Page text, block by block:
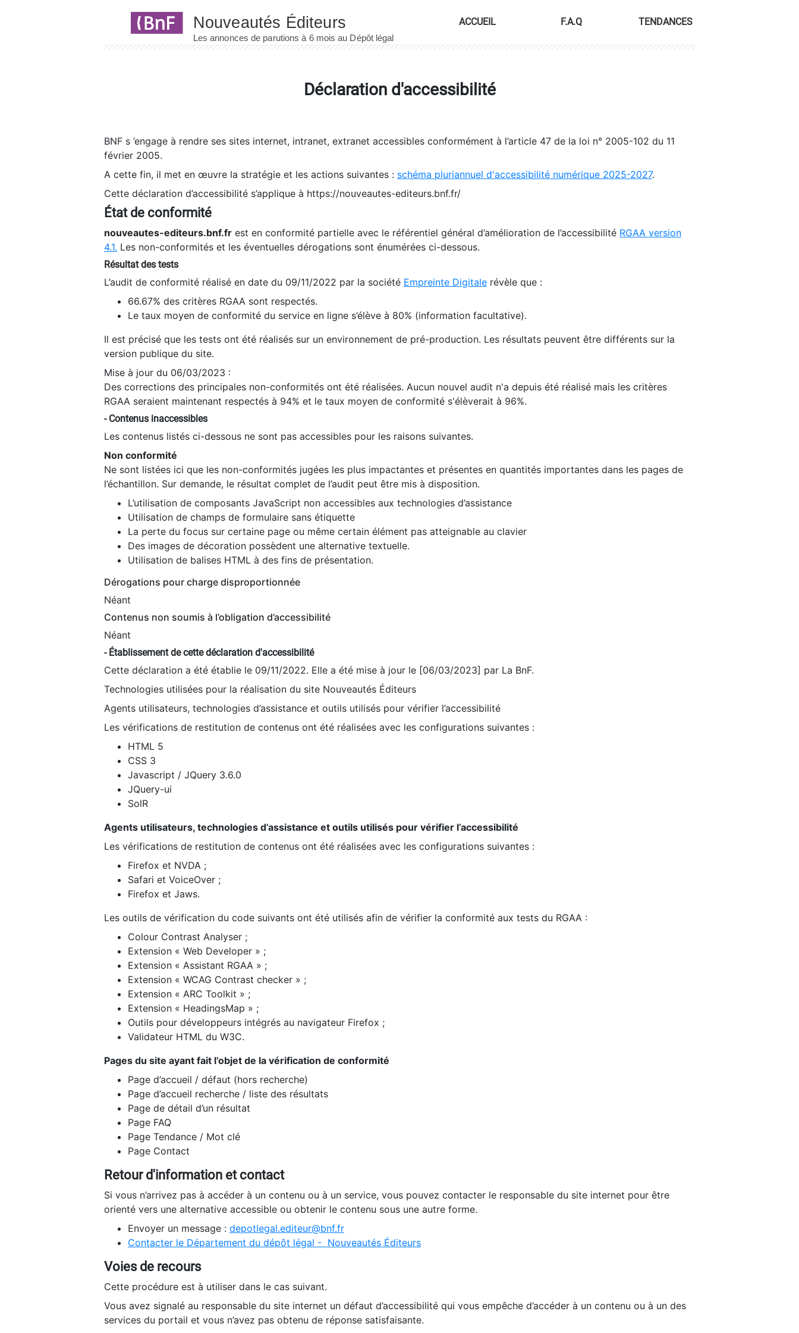
ACCUEIL F.A.Q TENDANCES
Déclaration d'accessibilité
BNF s ’engage à rendre ses sites internet, intranet, extranet accessibles conformément à l’article 47 de la loi n° 2005-102 du 11
février 2005.
A cette fin, il met en œuvre la stratégie et les actions suivantes : schéma pluriannuel d'accessibilité numérique 2025-2027.
Cette déclaration d’accessibilité s’applique à https://nouveautes-editeurs.bnf.fr/
État de conformité
nouveautes-editeurs.bnf.fr est en conformité partielle avec le référentiel général d’amélioration de l’accessibilité RGAA version
4.1. Les non-conformités et les éventuelles dérogations sont énumérées ci-dessous.
Résultat des tests
L’audit de conformité réalisé en date du 09/11/2022 par la société Empreinte Digitale révèle que :
66.67% des critères RGAA sont respectés.
Le taux moyen de conformité du service en ligne s’élève à 80% (information facultative).
Il est précisé que les tests ont été réalisés sur un environnement de pré-production. Les résultats peuvent être différents sur la
version publique du site.
Mise à jour du 06/03/2023 :
Des corrections des principales non-conformités ont été réalisées. Aucun nouvel audit n'a depuis été réalisé mais les critères
RGAA seraient maintenant respectés à 94% et le taux moyen de conformité s'élèverait à 96%.
- Contenus inaccessibles
Les contenus listés ci-dessous ne sont pas accessibles pour les raisons suivantes.
Non conformité
Ne sont listées ici que les non-conformités jugées les plus impactantes et présentes en quantités importantes dans les pages de
l’échantillon. Sur demande, le résultat complet de l’audit peut être mis à disposition.
L’utilisation de composants JavaScript non accessibles aux technologies d’assistance
Utilisation de champs de formulaire sans étiquette
La perte du focus sur certaine page ou même certain élément pas atteignable au clavier
Des images de décoration possèdent une alternative textuelle.
Utilisation de balises HTML à des fins de présentation.
Dérogations pour charge disproportionnée
Néant
Contenus non soumis à l’obligation d’accessibilité
Néant
- Établissement de cette déclaration d'accessibilité
Cette déclaration a été établie le 09/11/2022. Elle a été mise à jour le [06/03/2023] par La BnF.
Technologies utilisées pour la réalisation du site Nouveautés Éditeurs
Agents utilisateurs, technologies d’assistance et outils utilisés pour vérifier l’accessibilité
Les vérifications de restitution de contenus ont été réalisées avec les configurations suivantes :
HTML 5
CSS 3
Javascript / JQuery 3.6.0
JQuery-ui
SolR
Agents utilisateurs, technologies d’assistance et outils utilisés pour vérifier l’accessibilité
Les vérifications de restitution de contenus ont été réalisées avec les configurations suivantes :
Firefox et NVDA ;
Safari et VoiceOver ;
Firefox et Jaws.
Les outils de vérification du code suivants ont été utilisés afin de vérifier la conformité aux tests du RGAA :
Colour Contrast Analyser ;
Extension « Web Developer » ;
Extension « Assistant RGAA » ;
Extension « WCAG Contrast checker » ;
Extension « ARC Toolkit » ;
Extension « HeadingsMap » ;
Outils pour développeurs intégrés au navigateur Firefox ;
Validateur HTML du W3C.
Pages du site ayant fait l’objet de la vérification de conformité
Page d’accueil / défaut (hors recherche)
Page d’accueil recherche / liste des résultats
Page de détail d’un résultat
Page FAQ
Page Tendance / Mot clé
Page Contact
Retour d'information et contact
Si vous n’arrivez pas à accéder à un contenu ou à un service, vous pouvez contacter le responsable du site internet pour être
orienté vers une alternative accessible ou obtenir le contenu sous une autre forme.
Envoyer un message : depotlegal.editeur@bnf.fr
Contacter le Département du dépôt légal - Nouveautés Éditeurs
Voies de recours
Cette procédure est à utiliser dans le cas suivant.
Vous avez signalé au responsable du site internet un défaut d’accessibilité qui vous empêche d’accéder à un contenu ou à un des
services du portail et vous n’avez pas obtenu de réponse satisfaisante.